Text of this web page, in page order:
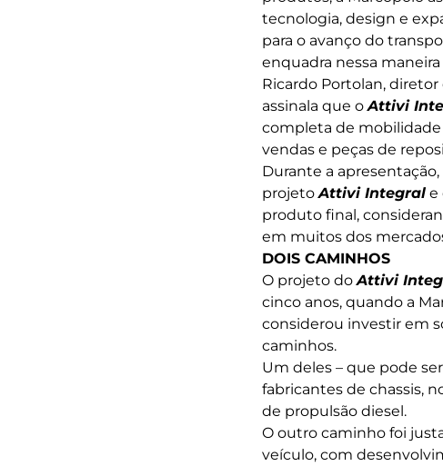
tecnologia, design e
para o avanço do
enquadra nessa
Ricardo Portolan,
assinala que oAttivi
completa de
vendas e peças de
Durante a
projetoAttivi Integral e
produto final,
em muitos dos
DOIS CAMINHOS
O projeto doAttivi
cinco anos, quando a
considerou investir em
caminhos.
Um deles – que pode
fabricantes de chassis,
de propulsão diesel.
O outro caminho foi
veículo, com